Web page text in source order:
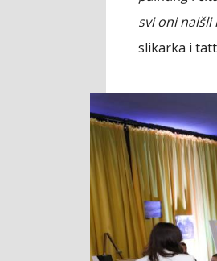
svi oni
slikarka i